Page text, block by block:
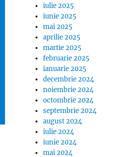
iulie 2025
iunie 2025
mai 2025
aprilie 2025
martie 2025
februarie 2025
ianuarie 2025
decembrie 2024
noiembrie 2024
octombrie 2024
septembrie 2024
august 2024
iulie 2024
iunie 2024
mai 2024